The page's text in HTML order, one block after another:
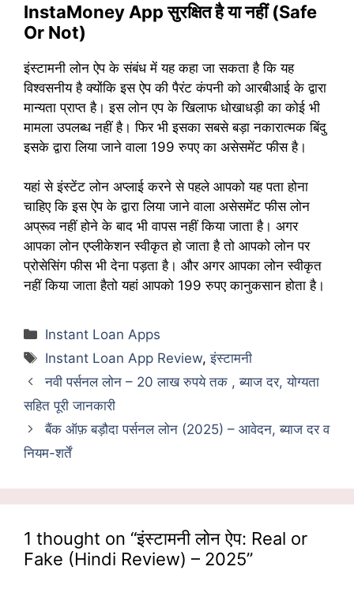
InstaMoney App सुरक्षित है या नहीं (Safe
Or Not)
इंस्टामनी लोन ऐप के संबंध में यह कहा जा सकता है कि यह
विश्वसनीय है क्योंकि इस ऐप की पैरंट कंपनी को आरबीआई के द्वारा
मान्यता प्राप्त है। इस लोन एप के खिलाफ धोखाधड़ी का कोई भी
मामला उपलब्ध नहीं है। फिर भी इसका सबसे बड़ा नकारात्मक बिंदु
इसके द्वारा लिया जाने वाला 199 रुपए का असेसमेंट फीस है।
यहां से इंस्टेंट लोन अप्लाई करने से पहले आपको यह पता होना
चाहिए कि इस ऐप के द्वारा लिया जाने वाला असेसमेंट फीस लोन
अप्रूव नहीं होने के बाद भी वापस नहीं किया जाता है। अगर
आपका लोन एप्लीकेशन स्वीकृत हो जाता है तो आपको लोन पर
प्रोसेसिंग फीस भी देना पड़ता है। और अगर आपका लोन स्वीकृत
नहीं किया जाता हैतो यहां आपको 199 रुपए कानुकसान होता है।
Categories
Instant Loan Apps
Tags
Instant Loan App Review,इंस्टामनी
नवी पर्सनल लोन – 20 लाख रुपये तक , ब्याज दर, योग्यता
सहित पूरी जानकारी
बैंक ऑफ़ बड़ौदा पर्सनल लोन (2025) – आवेदन, ब्याज दर व
नियम-शर्तें
1 thought on “इंस्टामनी लोन ऐप: Real or
Fake (Hindi Review) – 2025”